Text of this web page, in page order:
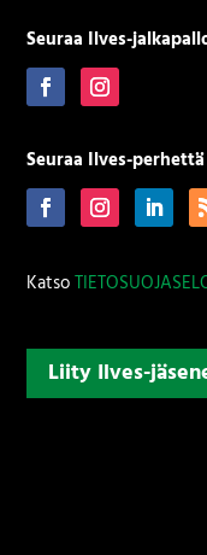
Seuraa Ilves-
Seuraa Ilves-perhettä
Katso
Liity Ilves-